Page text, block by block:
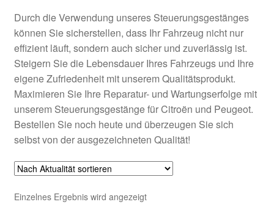
Warenkorb
Weltweiter Versand
Zahlungen
Durch die Verwendung unseres Steuerungsgestänges
können Sie sicherstellen, dass Ihr Fahrzeug nicht nur
effizient läuft, sondern auch sicher und zuverlässig ist.
Steigern Sie die Lebensdauer Ihres Fahrzeugs und Ihre
eigene Zufriedenheit mit unserem Qualitätsprodukt.
Maximieren Sie Ihre Reparatur- und Wartungserfolge mit
unserem Steuerungsgestänge für Citroën und Peugeot.
Bestellen Sie noch heute und überzeugen Sie sich
selbst von der ausgezeichneten Qualität!
Einzelnes Ergebnis wird angezeigt